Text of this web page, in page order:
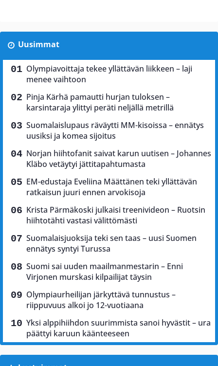
Uusimmat
Olympiavoittaja tekee yllättävän liikkeen – laji
menee vaihtoon
Pinja Kärhä pamautti hurjan tuloksen –
karsintaraja ylittyi peräti neljällä metrillä
Suomalaislupaus räväytti MM-kisoissa – ennätys
uusiksi ja komea sijoitus
Norjan hiihtofanit saivat karun uutisen – Johannes
Kläbo vetäytyi jättitapahtumasta
EM-edustaja Eveliina Määttänen teki yllättävän
ratkaisun juuri ennen arvokisoja
Krista Pärmäkoski julkaisi treenivideon – Ruotsin
hiihtotähti vastasi välittömästi
Suomalaisjuoksija teki sen taas – uusi Suomen
ennätys syntyi Turussa
Suomi sai uuden maailmanmestarin – Enni
Virjonen murskasi kilpailijat täysin
Olympiaurheilijan järkyttävä tunnustus –
riippuvuus alkoi jo 12-vuotiaana
Yksi alppihiihdon suurimmista sanoi hyvästit – ura
päättyi karuun käänteeseen